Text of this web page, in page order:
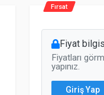
Fırsat
Fiyat
Fiyatları
yapınız.
Giriş Yap